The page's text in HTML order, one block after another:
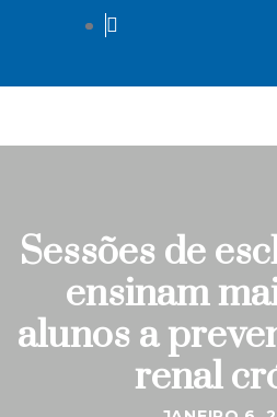
Sessões de
ensinam
alunos a
renal